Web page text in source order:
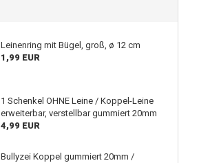
Leinenring mit Bügel, groß, ø 12 cm
1,99 EUR
1 Schenkel OHNE Leine / Koppel-Leine
erweiterbar, verstellbar gummiert 20mm
4,99 EUR
Bullyzei Koppel gummiert 20mm /